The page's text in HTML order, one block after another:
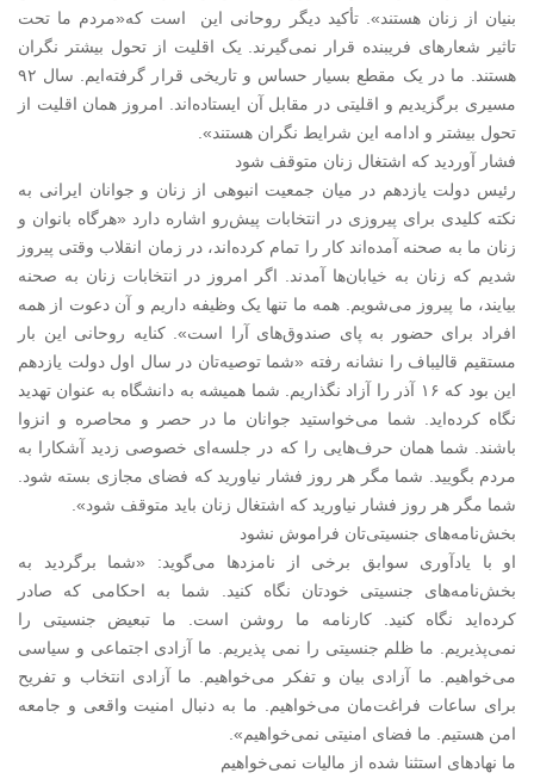
بنیان از زنان هستند». تأکید دیگر روحانی این است که«مردم ما تحت
تاثیر شعارهای فریبنده قرار نمی‌گیرند. یک اقلیت از تحول بیشتر نگران
هستند. ما در یک مقطع بسیار حساس و تاریخی قرار گرفته‌ایم. سال ۹۲
مسیری برگزیدیم و اقلیتی در مقابل آن ایستاده‌اند. امروز همان اقلیت از
تحول بیشتر و ادامه این شرایط نگران هستند».
فشار آوردید که اشتغال زنان متوقف شود
رئیس دولت یازدهم در میان جمعیت انبوهی از زنان و جوانان ایرانی به
نکته کلیدی برای پیروزی در انتخابات پیش‌رو اشاره دارد «هرگاه بانوان و
زنان ما به صحنه آمده‌اند کار را تمام کرده‌اند، در زمان انقلاب وقتی پیروز
شدیم که زنان به خیابان‌ها آمدند. اگر امروز در انتخابات زنان به صحنه
بیایند، ما پیروز می‌شویم. همه ما تنها یک وظیفه داریم و آن دعوت از همه
افراد برای حضور به پای صندوق‌های آرا است». کنایه روحانی این بار
مستقیم قالیباف را نشانه رفته «شما توصیه‌تان در سال اول دولت یازدهم
این بود که ۱۶ آذر را آزاد نگذاریم. شما همیشه به دانشگاه به عنوان تهدید
نگاه کرده‌اید. شما می‌خواستید جوانان ما در حصر و محاصره و انزوا
باشند. شما همان حرف‌‌هایی را که در جلسه‌ای خصوصی زدید آشکارا به
مردم بگویید. شما مگر هر روز فشار نیاورید که فضای مجازی بسته شود.
شما مگر هر روز فشار نیاورید که اشتغال زنان باید متوقف شود».
بخش‌نامه‌های جنسیتی‌تان فراموش نشود
او با یادآوری سوابق برخی از نامزدها می‌گوید: «شما برگردید به
بخش‌نامه‌های جنسیتی خودتان نگاه کنید. شما به احکامی که صادر
کرده‌اید نگاه کنید. کارنامه ما روشن است. ما تبعیض جنسیتی را
نمی‌پذیریم. ما ظلم جنسیتی را نمی پذیریم. ما آزادی اجتماعی و سیاسی
می‌خواهیم. ما آزادی بیان و تفکر می‌خواهیم. ما آزادی انتخاب و تفریح
برای ساعات فراغت‌مان می‌خواهیم. ما به دنبال امنیت واقعی و جامعه
امن هستیم. ما فضای امنیتی نمی‌خواهیم».
ما نهادهای استثنا شده از مالیات نمی‌خواهیم